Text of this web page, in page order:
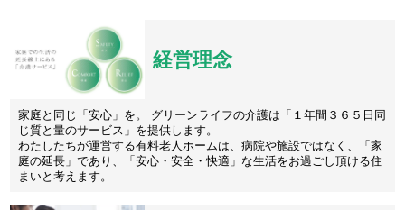
経営理念
家庭と同じ「安心」を。 グリーンライフの介護は「１年間３６５日同
じ質と量のサービス」を提供します。
わたしたちが運営する有料老人ホームは、病院や施設ではなく、「家
庭の延長」であり、「安心・安全・快適」な生活をお過ごし頂ける住
まいと考えます。